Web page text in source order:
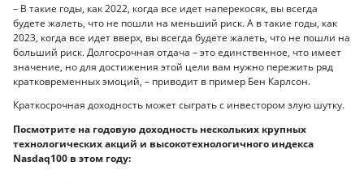
– В такие годы, как 2022, когда все идет наперекосяк, вы всегда
будете жалеть, что не пошли на меньший риск. А в такие годы, как
2023, когда все идет вверх, вы всегда будете жалеть, что не пошли на
больший риск. Долгосрочная отдача – это единственное, что имеет
значение, но для достижения этой цели вам нужно пережить ряд
кратковременных эмоций, – приводит в пример Бен Карлсон.
Краткосрочная доходность может сыграть с инвестором злую шутку.
Посмотрите на годовую доходность нескольких крупных
технологических акций и высокотехнологичного индекса
Nasdaq100 в этом году: